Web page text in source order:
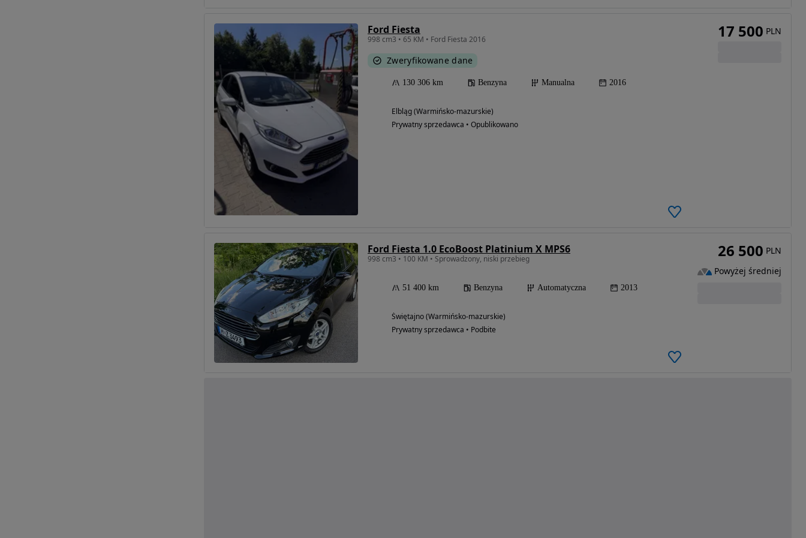
Ford Fiesta
998 cm3 • 65 KM • Ford Fiesta 2016
Zweryfikowane dane
130 306 km Benzyna Manualna 2016
Elbląg (Warmińsko-mazurskie)
Prywatny sprzedawca • Opublikowano
17 500 PLN
Ford Fiesta 1.0 EcoBoost Platinium X MPS6
998 cm3 • 100 KM • Sprowadzony, niski przebieg
51 400 km Benzyna Automatyczna 2013
Świętajno (Warmińsko-mazurskie)
Prywatny sprzedawca • Podbite
26 500 PLN
Powyżej średniej